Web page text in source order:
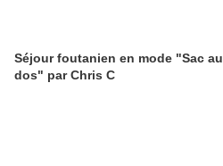
Séjour foutanien en mode "Sac au
dos" par Chris C